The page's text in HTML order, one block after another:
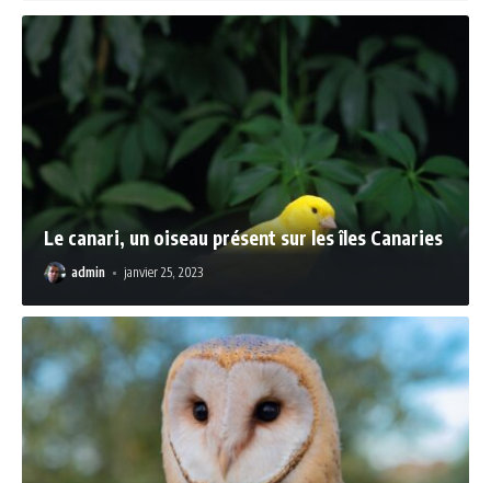
Le canari, un oiseau présent sur les îles Canaries
admin janvier 25, 2023